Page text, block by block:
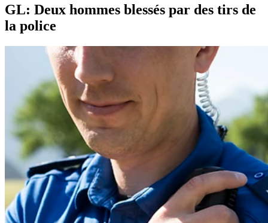
GL: Deux hommes blessés par des tirs de
la police